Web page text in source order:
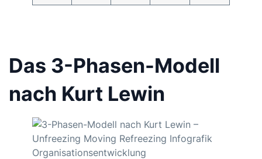
Das 3-Phasen-Modell
nach Kurt Lewin